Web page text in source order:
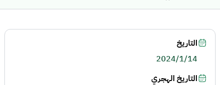
التاريخ
2024/1/14
التاريخ الهجري